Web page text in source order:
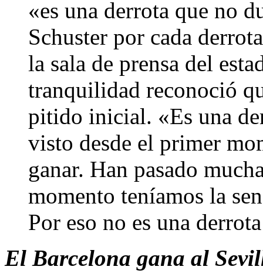
«es una derrota que no
Schuster por cada
la sala de prensa del
tranquilidad reconoció
pitido inicial. «Es una
visto desde el primer
ganar. Han pasado
momento teníamos la
Por eso no es una
El Barcelona gana al